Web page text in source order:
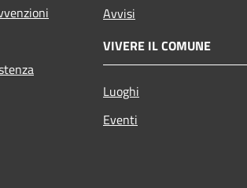
Avvisi
VIVERE IL COMUNE
Luoghi
Eventi